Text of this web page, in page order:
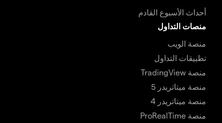
أحداث الأسبوع القادم
منصات التداول
منصة الويب
تطبيقات التداول
منصة TradingView
منصة ميتاتريدر 5
منصة ميتاتريدر 4
منصة ProRealTime